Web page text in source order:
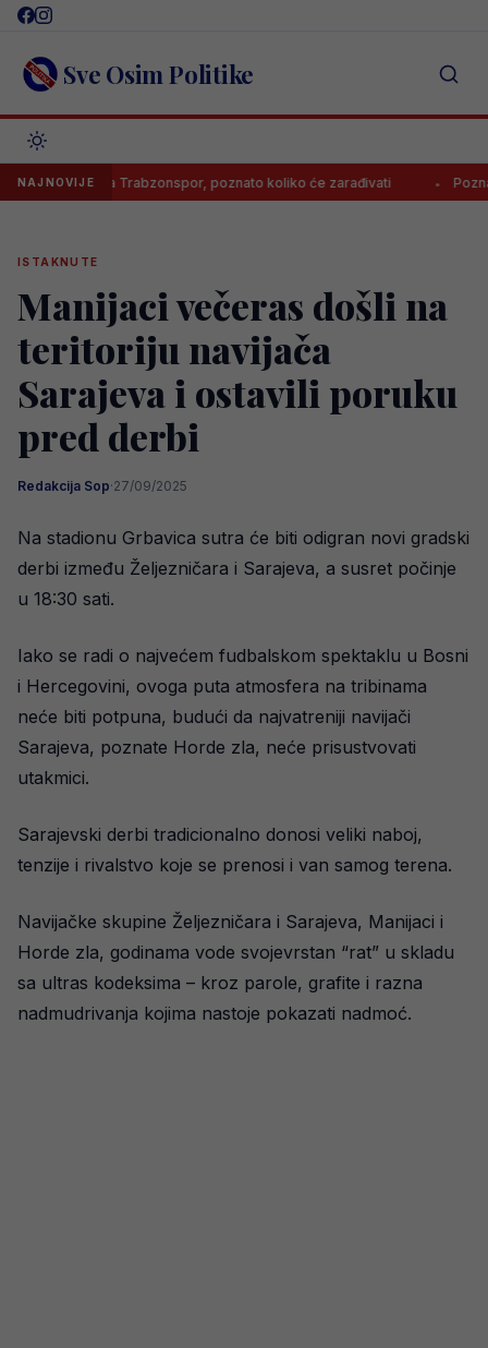
Skip
content Sve Osim Politike
NAJNOVIJE
za Trabzonspor, poznato koliko će zarađivati Poznato
ISTAKNUTE
Manijaci večeras došli na
teritoriju navijača
Sarajeva i ostavili poruku
pred derbi
Redakcija Sop·27/09/2025
Na stadionu Grbavica sutra će biti odigran novi gradski
derbi između Željezničara i Sarajeva, a susret počinje
u 18:30 sati.
Iako se radi o najvećem fudbalskom spektaklu u Bosni
i Hercegovini, ovoga puta atmosfera na tribinama
neće biti potpuna, budući da najvatreniji navijači
Sarajeva, poznate Horde zla, neće prisustvovati
utakmici.
Sarajevski derbi tradicionalno donosi veliki naboj,
tenzije i rivalstvo koje se prenosi i van samog terena.
Navijačke skupine Željezničara i Sarajeva, Manijaci i
Horde zla, godinama vode svojevrstan “rat” u skladu
sa ultras kodeksima – kroz parole, grafite i razna
nadmudrivanja kojima nastoje pokazati nadmoć.